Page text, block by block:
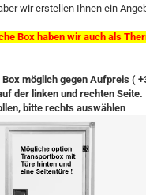
wir erstellen Ihnen ein
Box haben wir auch als
möglich gegen Aufpreis (
der linken und rechten Seite.
bitte rechts auswählen